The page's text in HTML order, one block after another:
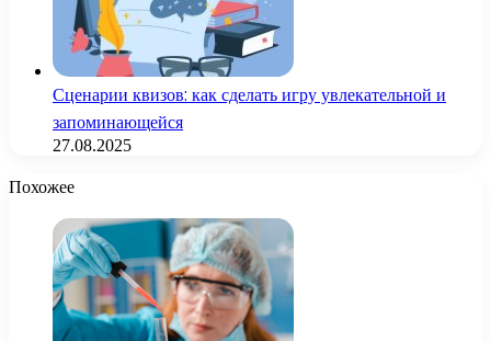
Сценарии квизов: как сделать игру увлекательной и
запоминающейся
27.08.2025
Похожее